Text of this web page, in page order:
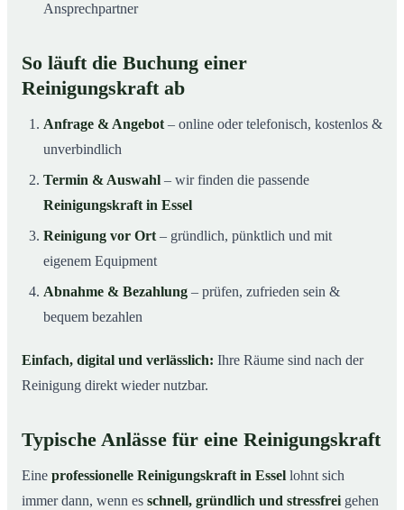
Ansprechpartner
So läuft die Buchung einer
Reinigungskraft ab
Anfrage & Angebot – online oder telefonisch, kostenlos &
unverbindlich
Termin & Auswahl – wir finden die passende
Reinigungskraft in Essel
Reinigung vor Ort – gründlich, pünktlich und mit
eigenem Equipment
Abnahme & Bezahlung – prüfen, zufrieden sein &
bequem bezahlen
Einfach, digital und verlässlich: Ihre Räume sind nach der
Reinigung direkt wieder nutzbar.
Typische Anlässe für eine Reinigungskraft
Eine professionelle Reinigungskraft in Essel lohnt sich
immer dann, wenn es schnell, gründlich und stressfrei gehen